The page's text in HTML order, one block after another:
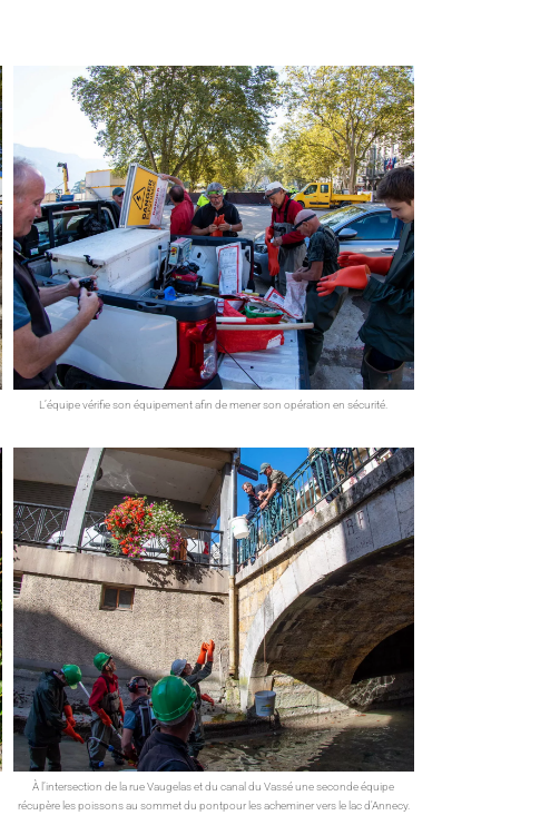
L’équipe vérifie son équipement afin de mener son opération en sécurité.
À l’intersection de la rue Vaugelas et du canal du Vassé une seconde équipe
récupère les poissons au sommet du pontpour les acheminer vers le lac d'Annecy.